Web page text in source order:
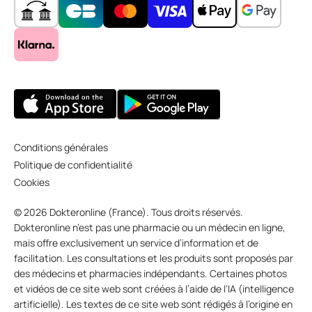
Conditions générales
Politique de confidentialité
Cookies
© 2026 Dokteronline (France). Tous droits réservés.
Dokteronline n’est pas une pharmacie ou un médecin en ligne,
mais offre exclusivement un service d’information et de
facilitation. Les consultations et les produits sont proposés par
des médecins et pharmacies indépendants. Certaines photos
et vidéos de ce site web sont créées à l’aide de l’IA (intelligence
artificielle). Les textes de ce site web sont rédigés à l’origine en